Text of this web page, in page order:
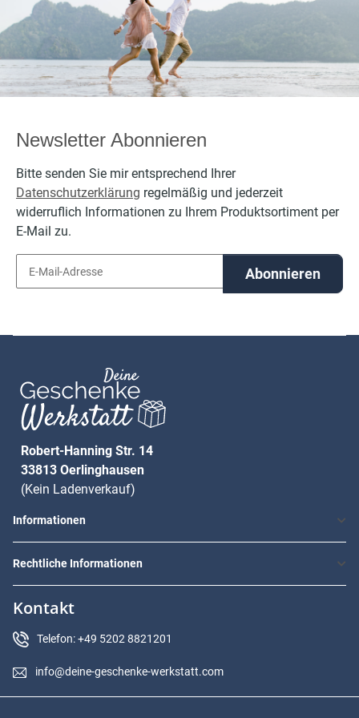
bestickt
personalisierbar
mit Namen
bestickt
personalisierbar
mit Namen
Newsletter Abonnieren
Bitte senden Sie mir entsprechend Ihrer
Datenschutzerklärung regelmäßig und jederzeit
widerruflich Informationen zu Ihrem Produktsortiment per
E-Mail zu.
Abonnieren
Robert-Hanning Str. 14
33813 Oerlinghausen
(Kein Ladenverkauf)
Informationen
Rechtliche Informationen
Kontakt
Telefon: +49 5202 8821201
info@deine-geschenke-werkstatt.com